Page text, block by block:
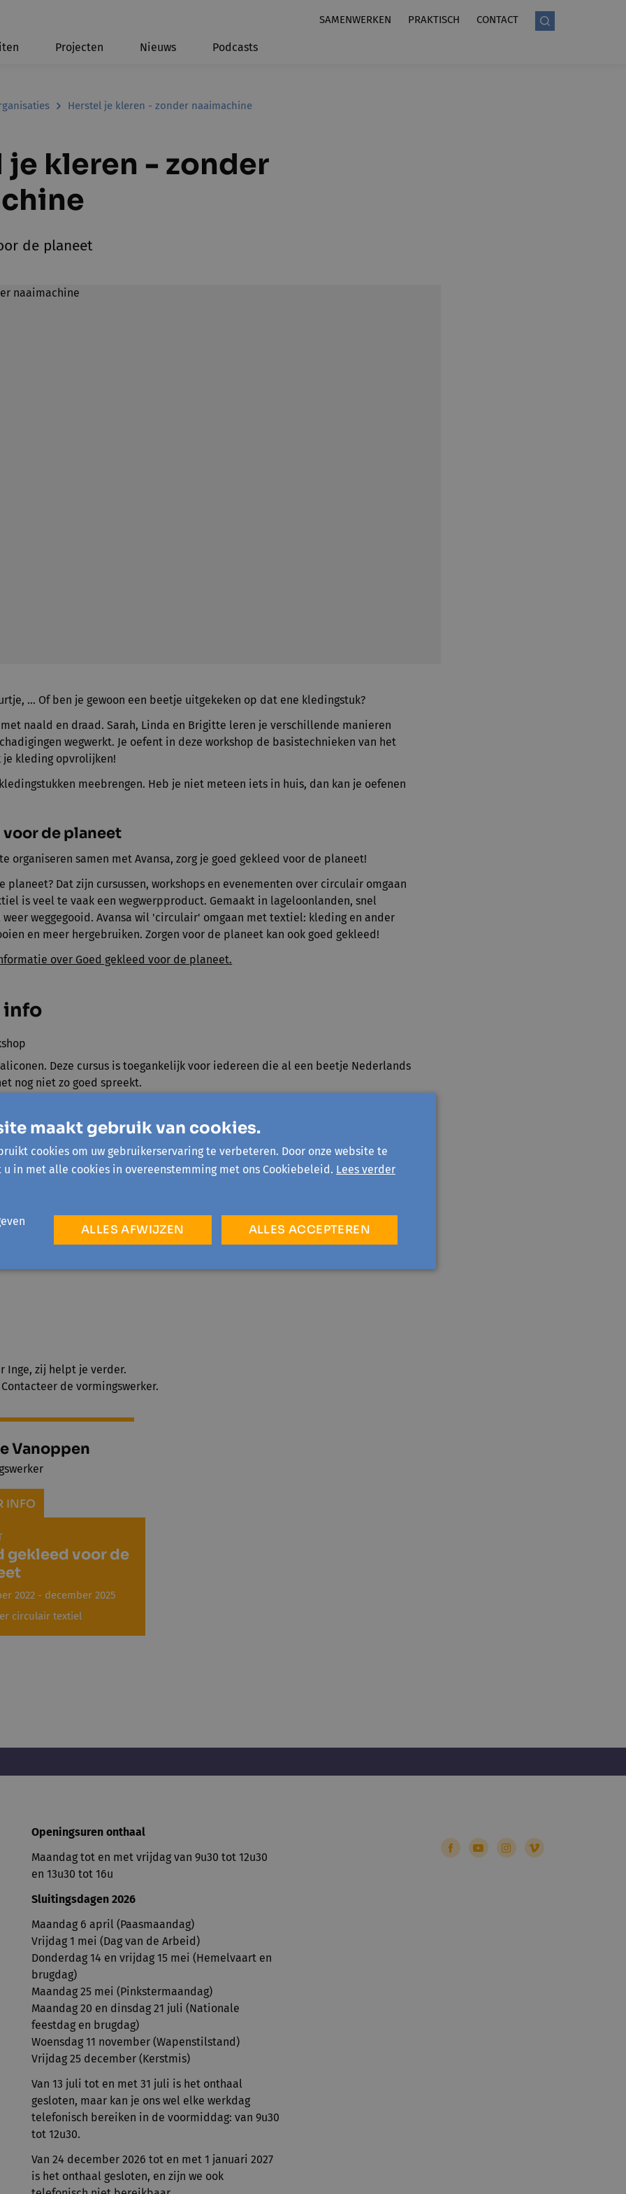
SAMENWERKEN PRAKTISCH CONTACT
Projecten Nieuws Podcasts
Herstel je kleren - zonder naaimachine
je kleren - zonder
de planeet
… Of ben je gewoon een beetje uitgekeken op dat ene kledingstuk?
met naald en draad. Sarah, Linda en Brigitte leren je verschillende manieren
wegwerkt. Je oefent in deze workshop de basistechnieken van het
je kleding opvrolijken!
meebrengen. Heb je niet meteen iets in huis, dan kan je oefenen
de planeet
organiseren samen met Avansa, zorg je goed gekleed voor de planeet!
planeet? Dat zijn cursussen, workshops en evenementen over circulair omgaan
is veel te vaak een wegwerpproduct. Gemaakt in lageloonlanden, snel
weer weggegooid. Avansa wil 'circulair' omgaan met textiel: kleding en ander
en meer hergebruiken. Zorgen voor de planeet kan ook goed gekleed!
over Goed gekleed voor de planeet.
info
Deze cursus is toegankelijk voor iedereen die al een beetje Nederlands
nog niet zo goed spreekt.
2,5u
: minimum 8, maximum 12
een beamer en internet.
Inge, zij helpt je verder.
de vormingswerker.
Vanoppen
INFO
gekleed voor de
2022 - december 2025
circulair textiel
Openingsuren onthaal
Maandag tot en met vrijdag van 9u30 tot 12u30
en 13u30 tot 16u
Sluitingsdagen 2026
Maandag 6 april (Paasmaandag)
Vrijdag 1 mei (Dag van de Arbeid)
Donderdag 14 en vrijdag 15 mei (Hemelvaart en
brugdag)
Maandag 25 mei (Pinkstermaandag)
Maandag 20 en dinsdag 21 juli (Nationale
feestdag en brugdag)
Woensdag 11 november (Wapenstilstand)
Vrijdag 25 december (Kerstmis)
Van 13 juli tot en met 31 juli is het onthaal
gesloten, maar kan je ons wel elke werkdag
telefonisch bereiken in de voormiddag: van 9u30
tot 12u30.
Van 24 december 2026 tot en met 1 januari 2027
is het onthaal gesloten, en zijn we ook
maakt gebruik van cookies.
cookies om uw gebruikerservaring te verbeteren. Door onze website te
in met alle cookies in overeenstemming met ons Cookiebeleid. Lees verder
ALLES ACCEPTEREN
ALLES AFWIJZEN